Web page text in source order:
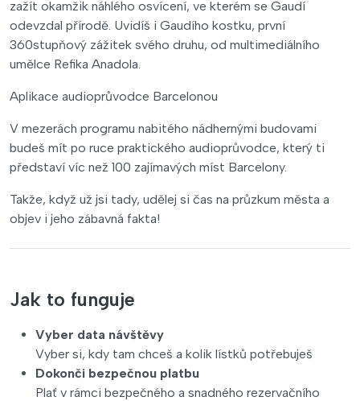
zažít okamžik náhlého osvícení, ve kterém se Gaudí
odevzdal přírodě. Uvidíš i Gaudího kostku, první
360stupňový zážitek svého druhu, od multimediálního
umělce Refika Anadola.
Aplikace audioprůvodce Barcelonou
V mezerách programu nabitého nádhernými budovami
budeš mít po ruce praktického audioprůvodce, který ti
představí víc než 100 zajímavých míst Barcelony.
Takže, když už jsi tady, udělej si čas na průzkum města a
objev i jeho zábavná fakta!
Jak to funguje
Vyber data návštěvy
Vyber si, kdy tam chceš a kolik lístků potřebuješ
Dokonči bezpečnou platbu
Plať v rámci bezpečného a snadného rezervačního